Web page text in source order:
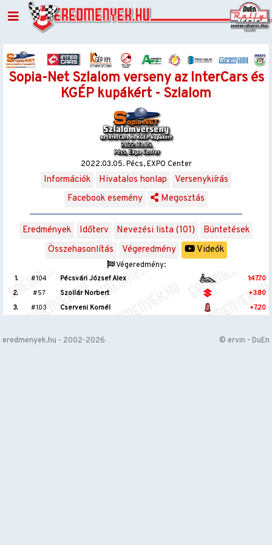
Sopia-Net Szlalom verseny az InterCars és
KGÉP kupákért - Szlalom
2022.03.05. Pécs, EXPO Center
Információk Hivatalos honlap
Versenykiírás
Facebook esemény
Megosztás
Eredmények Időterv Nevezési lista (101)
Büntetések
Összehasonlítás
Végeredmény Videók
Végeredmény:
1. #104 Pécsvári József Alex
1:47.70
2.
#57 Szollár Norbert
+3.80
3.
#103 Cserveni Kornél +7.20
eredmenyek.hu - 2002-2026 © ervin - DuEn